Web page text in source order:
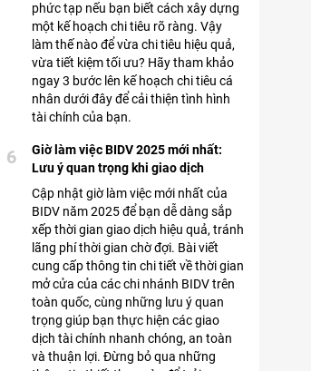
phức tạp nếu bạn biết cách xây dựng
một kế hoạch chi tiêu rõ ràng. Vậy
làm thế nào để vừa chi tiêu hiệu quả,
vừa tiết kiệm tối ưu? Hãy tham khảo
ngay 3 bước lên kế hoạch chi tiêu cá
nhân dưới đây để cải thiện tình hình
tài chính của bạn.
Giờ làm việc BIDV 2025 mới nhất:
Lưu ý quan trọng khi giao dịch
6
Cập nhật giờ làm việc mới nhất của
BIDV năm 2025 để bạn dễ dàng sắp
xếp thời gian giao dịch hiệu quả, tránh
lãng phí thời gian chờ đợi. Bài viết
cung cấp thông tin chi tiết về thời gian
mở cửa của các chi nhánh BIDV trên
toàn quốc, cùng những lưu ý quan
trọng giúp bạn thực hiện các giao
dịch tài chính nhanh chóng, an toàn
và thuận lợi. Đừng bỏ qua những